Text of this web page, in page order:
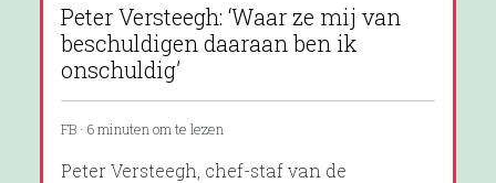
Peter Versteegh: ‘Waar ze mij van
beschuldigen daaraan ben ik
onschuldig’
FB · 6 minuten om te lezen
Peter Versteegh, chef-staf van de